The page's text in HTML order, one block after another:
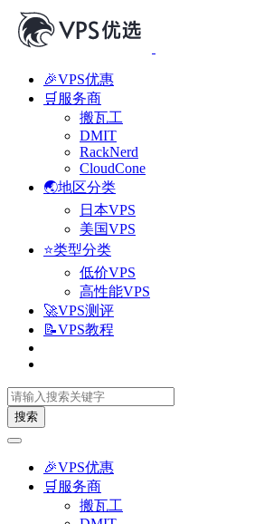
🎉VPS优惠
🛒服务商
搬瓦工
DMIT
RackNerd
CloudCone
🌏地区分类
日本VPS
美国VPS
⭐类型分类
低价VPS
高性能VPS
🚀VPS测评
📝VPS教程
搜索
🎉VPS优惠
🛒服务商
搬瓦工